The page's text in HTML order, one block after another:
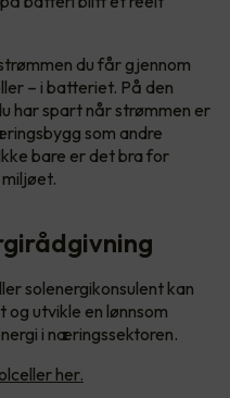
du får gjennom
– i batteriet. På den
har spart når strømmen er
som andre
bare er det bra for
solenergikonsulent kan
utvikle en lønnsom
i næringssektoren.
her.